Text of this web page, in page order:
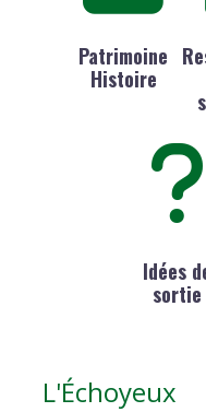
Patrimoine
Histoire
Idées
sortie
L'Échoyeux